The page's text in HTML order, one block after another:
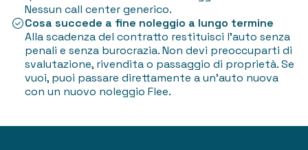
Nessun call center generico.
Cosa succede a fine noleggio a lungo termine
Alla scadenza del contratto restituisci l'auto senza
penali e senza burocrazia. Non devi preoccuparti di
svalutazione, rivendita o passaggio di proprietà. Se
vuoi, puoi passare direttamente a un'auto nuova
con un nuovo noleggio Flee.